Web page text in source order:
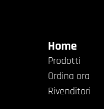
Home
Prodotti
Ordina ora
Rivenditori